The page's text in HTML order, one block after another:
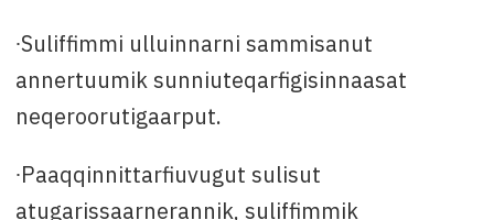
∙Suliffimmi ulluinnarni sammisanut
annertuumik sunniuteqarfigisinnaasat
neqeroorutigaarput.
∙Paaqqinnittarfiuvugut sulisut
atugarissaarnerannik, suliffimmik